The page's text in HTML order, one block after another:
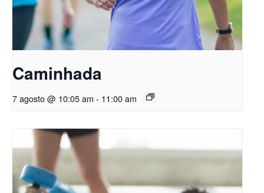
Caminhada
7 agosto @ 10:05 am - 11:00 am